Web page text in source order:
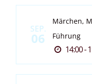
SEP.
06
Märchen,
Führung
14:00 -